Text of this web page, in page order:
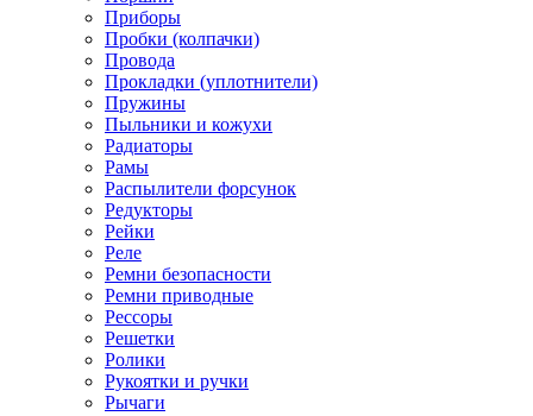
Приборы
Пробки (колпачки)
Провода
Прокладки (уплотнители)
Пружины
Пыльники и кожухи
Радиаторы
Рамы
Распылители форсунок
Редукторы
Рейки
Реле
Ремни безопасности
Ремни приводные
Рессоры
Решетки
Ролики
Рукоятки и ручки
Рычаги